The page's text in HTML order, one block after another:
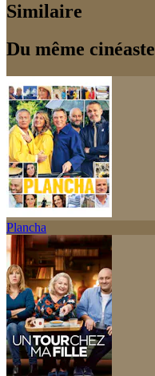
Similaire
Du même cinéaste
Plancha